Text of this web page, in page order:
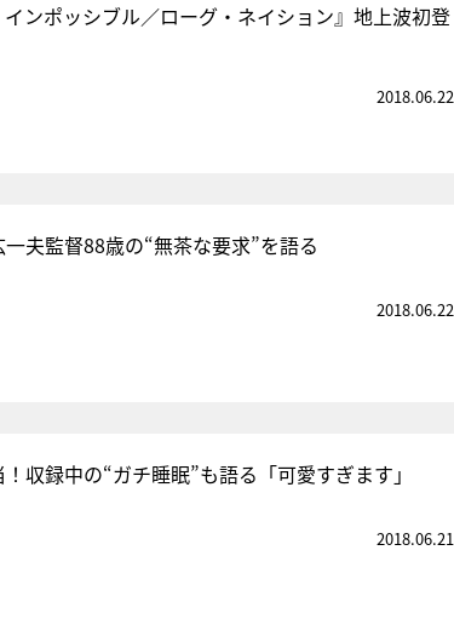
ンポッシブル／ローグ・ネイション』地上波初登
2018.06.22
夫監督88歳の“無茶な要求”を語る
2018.06.22
収録中の“ガチ睡眠”も語る「可愛すぎます」
2018.06.21